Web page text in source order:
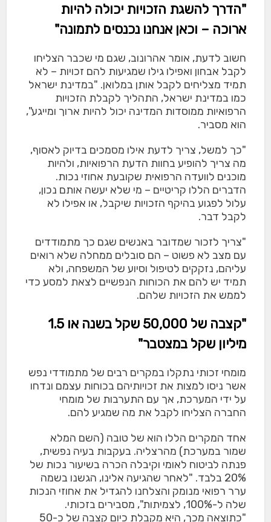
"הדרך להשגת הזכויות יכולה להיות
ארוכה – וכאן אנחנו נכנסים לתמונה"
חשוב לדעת, אומר אהרונוב, שגם מי שכבר הצליחו
לקבל אבחון ואפילו גילו שמגיעות להם זכויות – לא
תמיד מצליחים לקבל אותן במלואן. "במדינת ישראל
כמו במדינת ישראל, התהליך לקבלת הזכויות
הרפואיות ממוסדות המדינה יכול להיות ארוך ומייגע",
הוא מסביר.
"כך למשל, צריך לדעת אילו מסמכים בדיוק לאסוף,
מה צריך להופיע בחוות הדעת הרפואיות, ולהיות
מוכנים לוועדה הרפואית שקובעת אחוזי נכות.
הדברים הללו קריטיים – מי שלא יעשה אותם נכון,
עלול לפגוע בהיקף הזכויות שיקבל, או אפילו לא
לקבל דבר.
"צריך לזכור שמדובר באנשים שגם כך מתמודדים
עם מצב לא פשוט – הם סובלים ממחלה שלא רואים
עליהם, נזקקים לטיפול וסיוע של המשפחה, ולא
תמיד יש להם את הכוחות הנפשיים לצאת למסע כדי
לממש את הזכויות שלהם.
"קצבה של 50,000 שקל בשנה או 1.5
מיליון שקל במצטבר"
מומחי זכותי נתקלו במקרים רבים של מתמודדי נפש
אשר ניסו למצות את זכויותיהם בכוחות עצמם ונדחו
על ידי המערכת, אך עם התערבות של מומחי
החברה הצליחו לקבל את מה שמגיע להם.
אחד המקרים הללו הוא של טובה (השם המלא
שמור במערכת) מהרצליה. בעקבות בעיה נפשית,
פנתה לביטוח לאומי וקיבלה הכרה בשיעור נכות של
20% בלבד. "לאחר שהגיעה אלינו, הגשנו בשמה
ערר רפואי מנומק והצלחנו להגדיל את אחוזי הנכות
שלה ל-100%, לצמיתות", מסבירים בזכותי.
"כתוצאה מכך, היא מקבלת כיום קצבה של כ-50